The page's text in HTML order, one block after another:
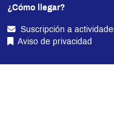
¿Cómo llegar?
Suscripción a
Aviso de privacidad